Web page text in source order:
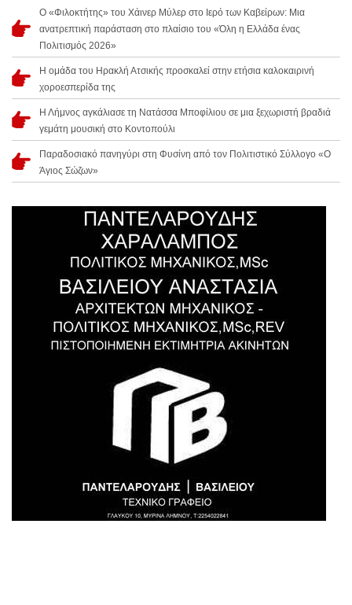
Ο «Φιλοκτήτης» του Χάινερ Μύλερ στο Ιερό των Καβείρων: Μια
ανατρεπτική παράσταση στο πλαίσιο του «Όλη η Ελλάδα ένας
Πολιτισμός 2026»
Η ομάδα του Ηρακλή Ατσικής προσκαλεί στην ετήσια καλοκαιρινή
χοροεσπερίδα της
Η Λήμνος αγκάλιασε τη Νατάσσα Μποφίλιου σε μια ξεχωριστή βραδιά
γεμάτη μουσική στο Κοντοπούλι
Παραδοσιακό πανηγύρι στη Φυσίνη από τον Πολιτιστικό Σύλλογο «Ο
Άγιος Σώζων»